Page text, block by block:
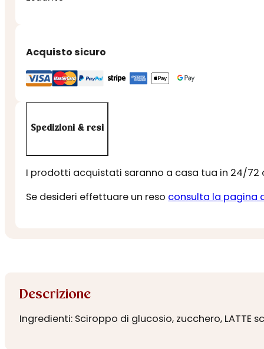
Acquisto sicuro
Spedizioni & resi
I prodotti acquistati saranno a casa tua in 24/72
Se desideri effettuare un reso consulta la pagina
Descrizione
Ingredienti: Sciroppo di glucosio, zucchero, LATTE